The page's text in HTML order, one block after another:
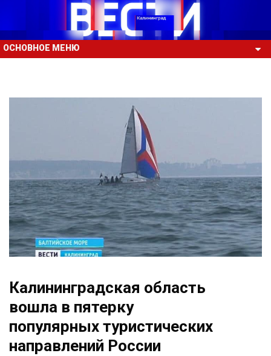
ОСНОВНОЕ МЕНЮ
Калининградская область
вошла в пятерку
популярных туристических
направлений России